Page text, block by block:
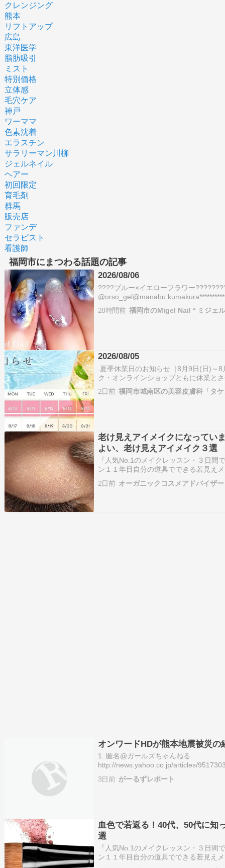
クレンジング
熊本
リフトアップ
広島
東洋医学
脂肪吸引
ミスト
特別価格
立体感
毛穴ケア
神戸
ワーママ
色素沈着
エラスチン
サラリーマン川柳
ジェルネイル
ヘアー
初回限定
育毛剤
群馬
販売店
ファンデ
セラピスト
看護師
福岡市にまつわる話題の記事
2026/08/06
????ブルー×イエローフラワー
ーネイル #福岡ネイルサロン #夏ネイ
サロン 福岡市早…
28時間前 福岡市のMigel Nail * ミジェ
2026/08/05
.夏季休業日のお知らせ［8月9日(日)～
ク・オンラインショップともに休業と
中は、お問い合わせ（DM・メール・
休みさせていただきます。期間中にい
2日前 福岡市城南区の美容皮膚科「タ
老け見えアイメイクになってい
よい、老け見えアイメイク３選
『人気No.1のメイクレッスン・３日間
ン１１年目自分の道具でできる若見え
村あかねです。私のプロフィールプラ
お申込み時…ameblo.jp『パーソナルカ
2日前 オーガニックコスメアドバイザ
オンワードHDが熊本地震被災
1. 匿名@ガールズちゃんねる
http://news.yahoo.co.jp/articles/
同社による説明は以下の通り。 ・地
分、従業員3人全員が施…
3日前 がーるずレポート
血色で若返る！40代、50代に知
選
『人気No.1のメイクレッスン・３日間
ン１１年目自分の道具でできる若見え
村あかねです。私のプロフィールプラ